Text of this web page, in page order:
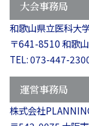
大会事務局
和歌山県立医科大
〒641-8510 和歌
TEL: 073-447-
運営事務局
株式会社